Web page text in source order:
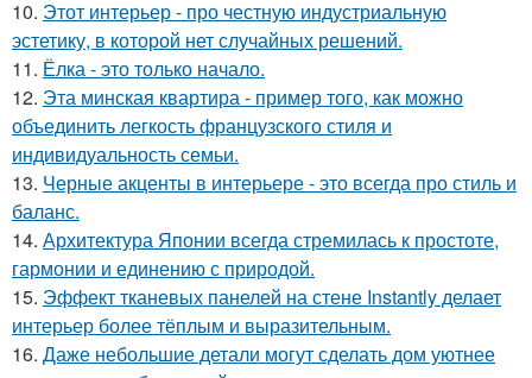
10. Этот интерьер - про честную индустриальную
эстетику, в которой нет случайных решений.
11. Ёлка - это только начало.
12. Эта минская квартира - пример того, как можно
объединить легкость французского стиля и
индивидуальность семьи.
13. Черные акценты в интерьере - это всегда про стиль и
баланс.
14. Архитектура Японии всегда стремилась к простоте,
гармонии и единению с природой.
15. Эффект тканевых панелей на стене Instantly делает
интерьер более тёплым и выразительным.
16. Даже небольшие детали могут сделать дом уютнее